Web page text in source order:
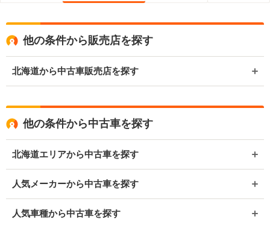
他の条件から販売店を探す
北海道から中古車販売店を探す
他の条件から中古車を探す
北海道エリアから中古車を探す
人気メーカーから中古車を探す
人気車種から中古車を探す